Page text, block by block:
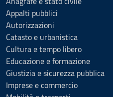
Appalti pubblici
Autorizzazioni
Catasto e urbanistica
Cultura e tempo libero
Educazione e formazione
Giustizia e sicurezza pubblica
Imprese e commercio